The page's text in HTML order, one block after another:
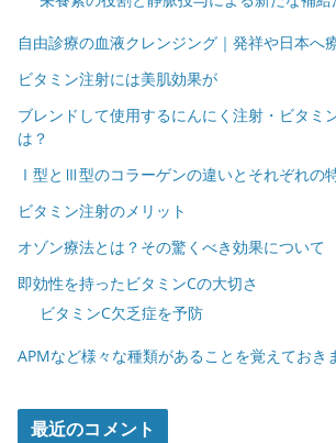
自由診療の血液クレンジング｜発祥や日本へ
ビタミン注射には美肌効果が
ブレンドして使用するにんにく注射・ビタミ
は？
Ⅰ型とⅢ型のコラーゲンの違いとそれぞれの
ビタミン注射のメリット
オゾン療法とは？その驚くべき効果について
即効性を持ったビタミンCの大切さ
ビタミンC欠乏症を予防
APMなど様々な種類があることを覚えておき
最近のコメント